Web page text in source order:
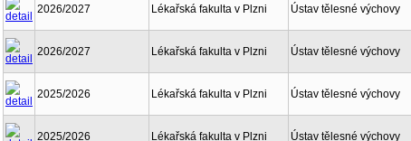
2026/2027 Lékařská fakulta v Plzni Ústav tělesné výchovy
2026/2027 Lékařská fakulta v Plzni Ústav tělesné výchovy
2025/2026 Lékařská fakulta v Plzni Ústav tělesné výchovy
2025/2026 Lékařská fakulta v Plzni Ústav tělesné výchovy